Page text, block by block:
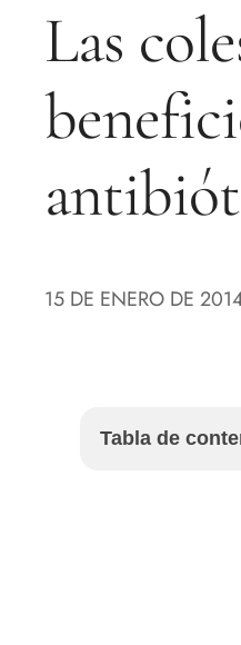
Las
15 DE ENERO DE
Tabla de